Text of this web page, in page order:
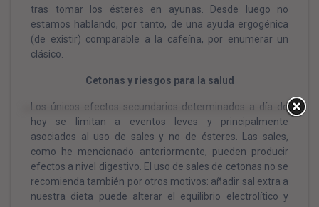
tras tomar los ésteres en ayunas. Desde luego no
estamos hablando, por tanto, de una ayuda ergogénica
(de existir) comparable a la cafeína, por enumerar un
clásico.
Cetonas y riesgos para la salud
Los únicos efectos secundarios determinados a día de
hoy se limitan a eventos leves y principalmente
asociados al uso de sales y no de ésteres. Las sales,
como he mencionado anteriormente, pueden producir
efectos a nivel digestivo. El uso de sales de cetonas no se
recomienda también por otros motivos: añadir sal extra a
nuestra dieta puede alterar el equilibrio electrolítico y